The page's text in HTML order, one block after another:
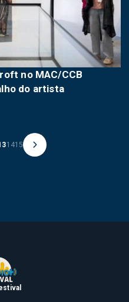
no MAC/CCB
do artista
1415